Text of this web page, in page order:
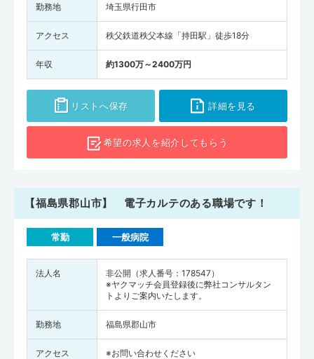
勤務地 埼玉県行田市
アクセス 秩父鉄道秩父本線「持田駅」徒歩18分
年収 約1300万～2400万円
リストへ保存 詳細を見る
希望の求人を紹介してもらう
【福島県郡山市】 電子カルテのある職場です！
常勤 一般病院
法人名
非公開（求人番号：178547）
※ヤクマッチ会員登録後に弊社コンサルタン
トよりご案内いたします。
勤務地 福島県郡山市
アクセス ※お問い合わせください